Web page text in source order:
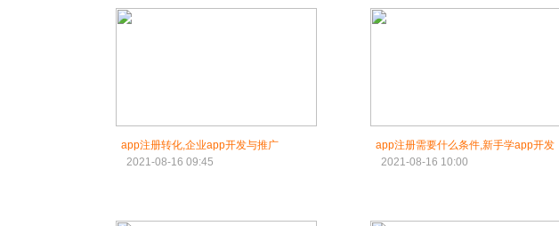
app注册转化,企业app开发与推广
2021-08-16 09:45
app注册需要什么条件,新手学app开发
2021-08-16 10:00